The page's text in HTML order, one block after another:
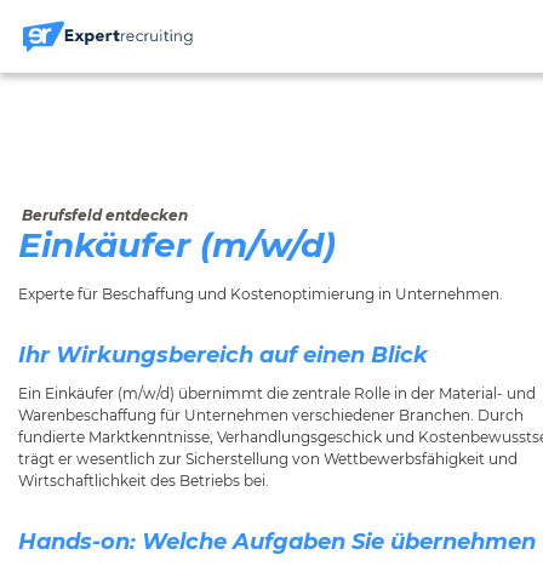
Berufsfeld entdecken
Einkäufer (m/w/d)
Experte für Beschaffung und Kostenoptimierung in Unternehmen.
Ihr Wirkungsbereich auf einen Blick
Ein Einkäufer (m/w/d) übernimmt die zentrale Rolle in der Material- und
Warenbeschaffung für Unternehmen verschiedener Branchen. Durch
fundierte Marktkenntnisse, Verhandlungsgeschick und
trägt er wesentlich zur Sicherstellung von Wettbewerbsfähigkeit und
Wirtschaftlichkeit des Betriebs bei.
Hands-on: Welche Aufgaben Sie übernehmen